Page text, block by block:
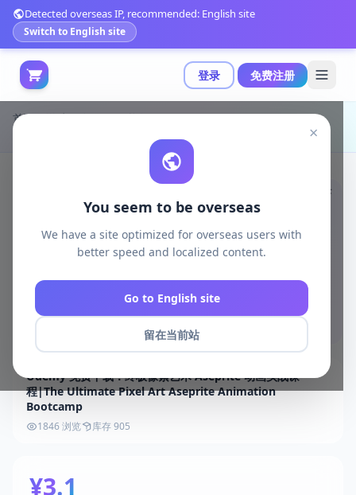
登录 免费注册
Detected overseas IP, recommended: English site
Switch to English site
×
You seem to be overseas
We have a site optimized for overseas users with
better speed and localized content.
Go to English site
留在当前站
首页 游戏开发 unity资源
Unity 3D-Models
Udemy 免费下载：终极像素艺术 Aseprite 动画实战课
程|The Ultimate Pixel Art Aseprite Animation
Bootcamp
1846 浏览 库存 905
¥3.1